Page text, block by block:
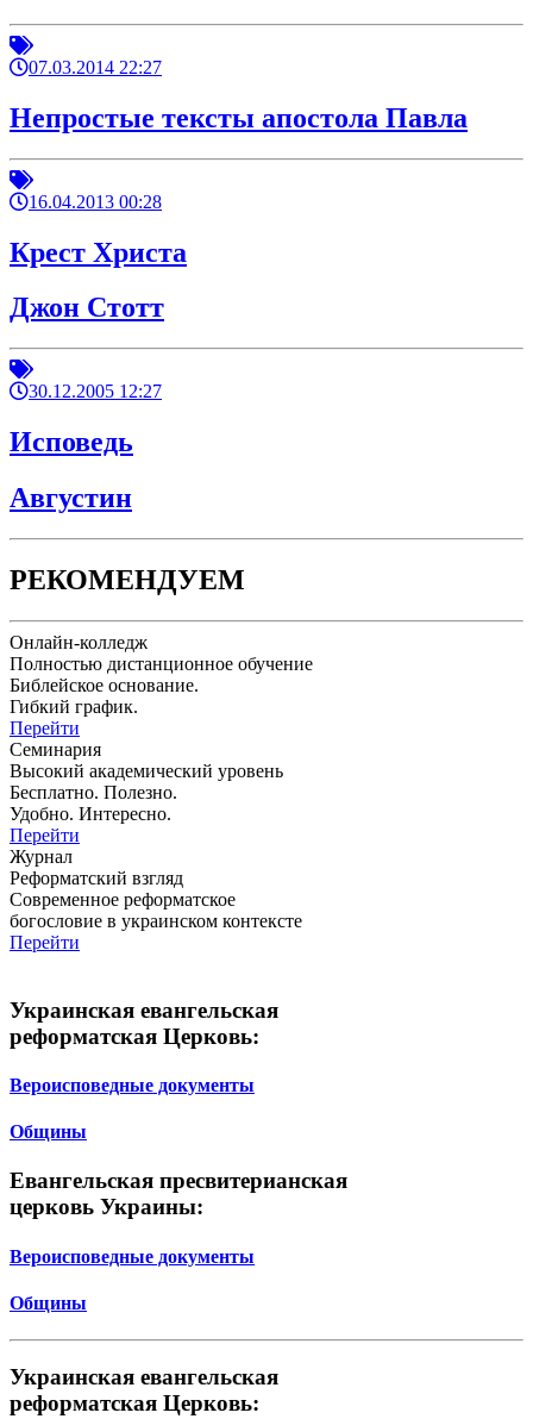
07.03.2014 22:27
Непростые тексты апостола Павла
16.04.2013 00:28
Крест Христа
Джон Стотт
30.12.2005 12:27
Исповедь
Августин
РЕКОМЕНДУЕМ
Онлайн-колледж
Полностью дистанционное обучение
Библейское основание.
Гибкий график.
Перейти
Семинария
Высокий академический уровень
Бесплатно. Полезно.
Удобно. Интересно.
Перейти
Журнал
Реформатский взгляд
Современное реформатское
богословие в украинском контексте
Перейти
Украинская евангельская
реформатская Церковь:
Вероисповедные документы
Общины
Евангельская пресвитерианская
церковь Украины:
Вероисповедные документы
Общины
Украинская евангельская
реформатская Церковь: